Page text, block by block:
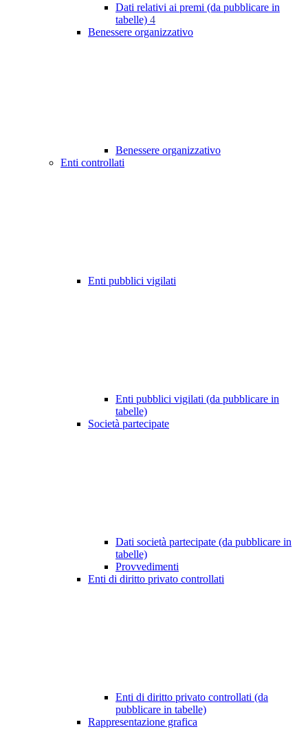
Dati relativi ai premi (da pubblicare in
tabelle) 4
Benessere organizzativo
Benessere organizzativo
Enti controllati
Enti pubblici vigilati
Enti pubblici vigilati (da pubblicare in
tabelle)
Società partecipate
Dati società partecipate (da pubblicare in
tabelle)
Provvedimenti
Enti di diritto privato controllati
Enti di diritto privato controllati (da
pubblicare in tabelle)
Rappresentazione grafica